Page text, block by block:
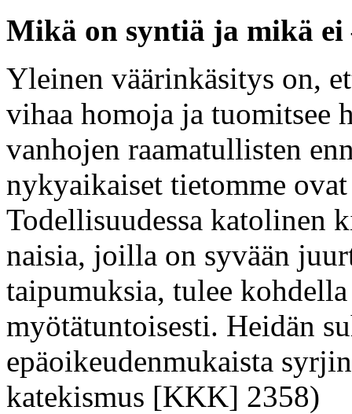
Mikä on syntiä ja mikä ei
Yleinen väärinkäsitys on,
vihaa homoja ja tuomitsee
vanhojen raamatullisten
nykyaikaiset tietomme
Todellisuudessa katolinen
naisia, joilla on syvään
taipumuksia, tulee
myötätuntoisesti. Heidän
epäoikeudenmukaista
katekismus [KKK] 2358)